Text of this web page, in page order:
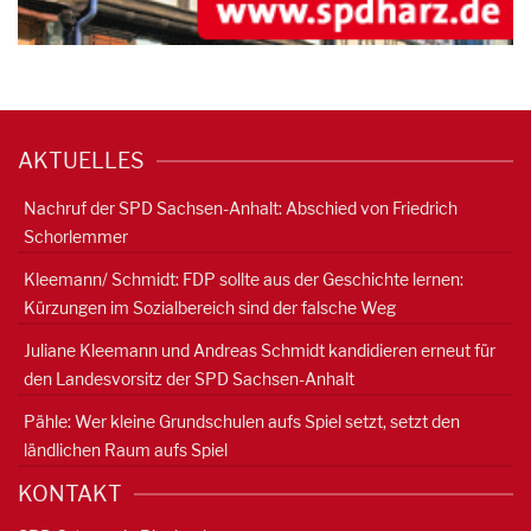
AKTUELLES
Nachruf der SPD Sachsen-Anhalt: Abschied von Friedrich
Schorlemmer
Kleemann/ Schmidt: FDP sollte aus der Geschichte lernen:
Kürzungen im Sozialbereich sind der falsche Weg
Juliane Kleemann und Andreas Schmidt kandidieren erneut für
den Landesvorsitz der SPD Sachsen-Anhalt
Pähle: Wer kleine Grundschulen aufs Spiel setzt, setzt den
ländlichen Raum aufs Spiel
KONTAKT